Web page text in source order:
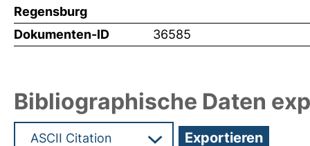
Regensburg
Dokumenten-ID
36585
Bibliographische Daten